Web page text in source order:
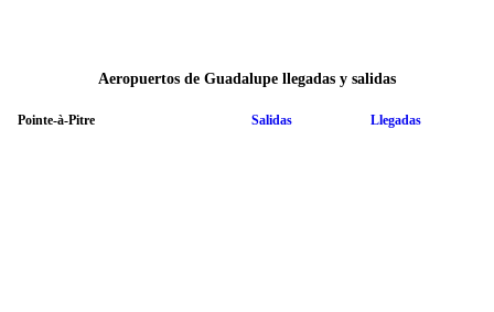
Aeropuertos de Guadalupe llegadas y salidas
Pointe-à-Pitre Salidas Llegadas